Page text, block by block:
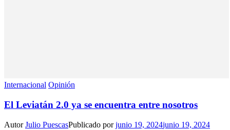
Internacional Opinión
El Leviatán 2.0 ya se encuentra entre nosotros
AutorJulio PuescasPublicado porjunio 19, 2024junio 19, 2024